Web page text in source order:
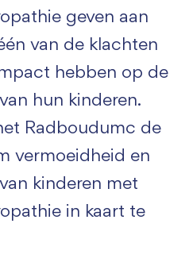
geven aan
van de klachten
hebben op de
hun kinderen.
Radboudumc de
vermoeidheid en
kinderen met
in kaart te